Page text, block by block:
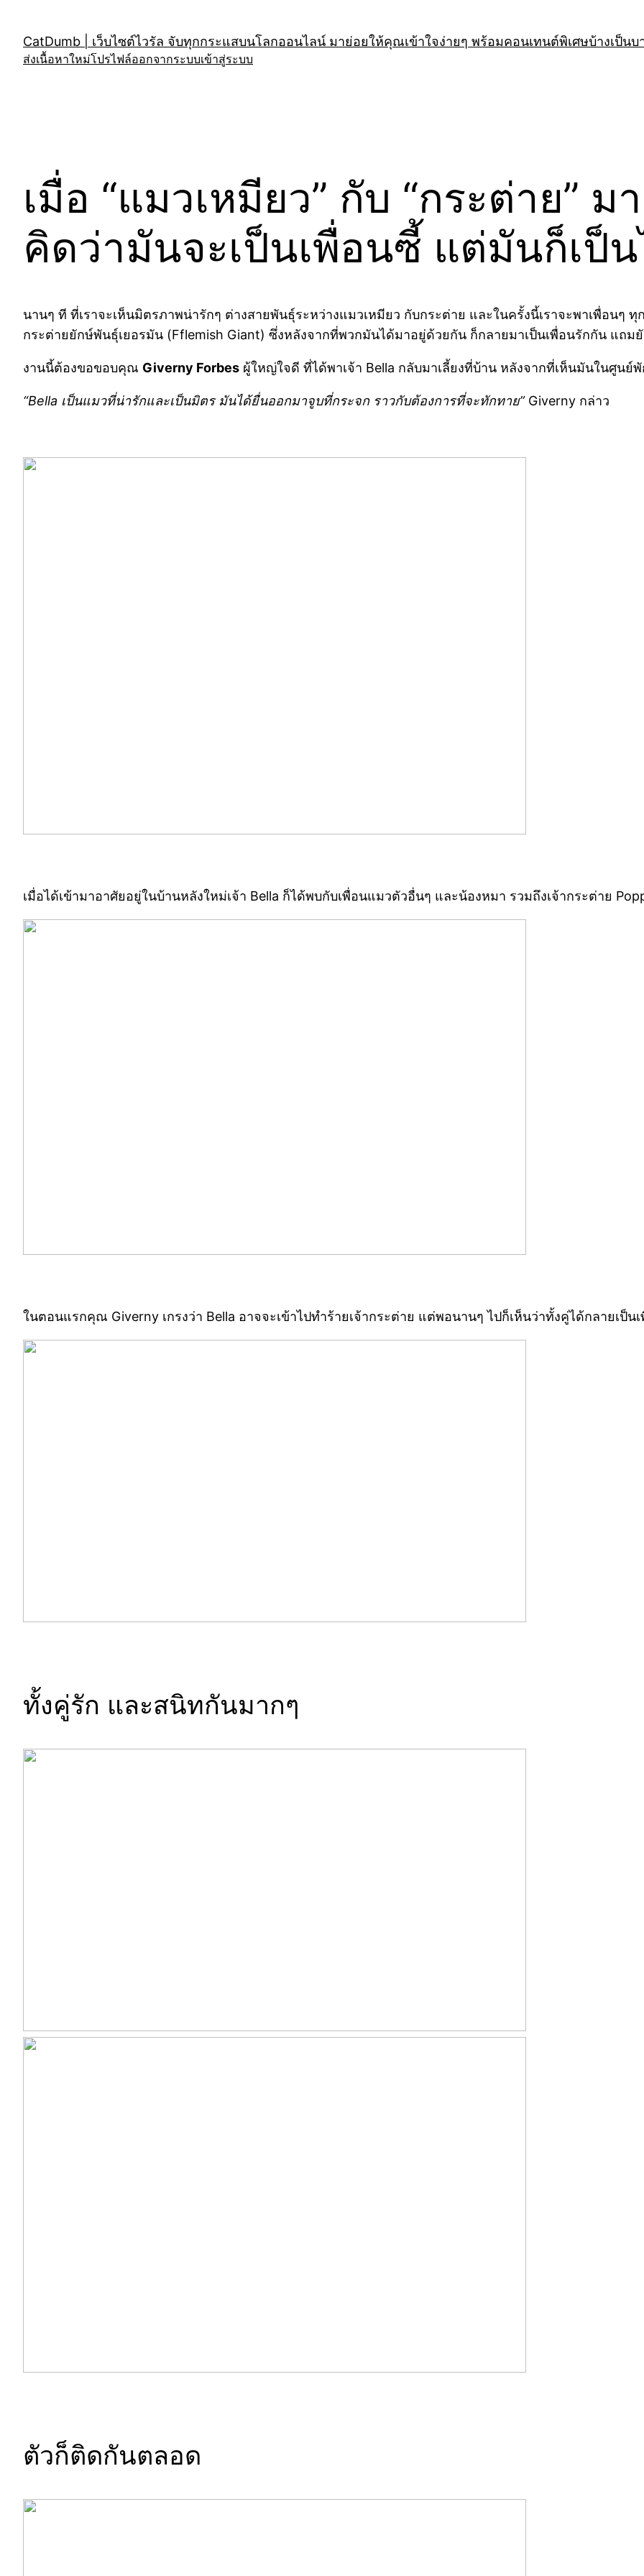
content
CatDumb | เว็บไซต์ไวรัล จับทุกกระแสบนโลกออนไลน์ มาย่อยให้คุณเข้าใจง่ายๆ พร้อมคอนเทนต์พิเศษบ้างเป็นบา
ส่งเนื้อหาใหม่โปรไฟล์ออกจากระบบเข้าสู่ระบบ
เมื่อ “แมวเหมียว” กับ “กระต่าย” ม
คิดว่ามันจะเป็นเพื่อนซี้ แต่มันก็เป็น
นานๆ ที ที่เราจะเห็นมิตรภาพน่ารักๆ ต่างสายพันธุ์ระหว่างแมวเหมียว กับกระต่าย และในครั้งนี้เราจะพาเพื่อนๆ ทุ
กระต่ายยักษ์พันธุ์เยอรมัน (Fflemish Giant) ซึ่งหลังจากที่พวกมันได้มาอยู่ด้วยกัน ก็กลายมาเป็นเพื่อนรักกัน แถ
งานนี้ต้องขอขอบคุณ Giverny Forbes ผู้ใหญ่ใจดี ที่ได้พาเจ้า Bella กลับมาเลี้ยงที่บ้าน หลังจากที่เห็นมันในศูนย์
“Bella เป็นแมวที่น่ารักและเป็นมิตร มันได้ยื่นออกมาจูบที่กระจก ราวกับต้องการที่จะทักทาย”Giverny กล่าว
เมื่อได้เข้ามาอาศัยอยู่ในบ้านหลังใหม่เจ้า Bella ก็ได้พบกับเพื่อนแมวตัวอื่นๆ และน้องหมา รวมถึงเจ้ากระต่าย
ในตอนแรกคุณ Giverny เกรงว่า Bella อาจจะเข้าไปทำร้ายเจ้ากระต่าย แต่พอนานๆ ไปก็เห็นว่าทั้งคู่ได้กลายเป็น
ทั้งคู่รัก และสนิทกันมากๆ
ตัวก็ติดกันตลอด